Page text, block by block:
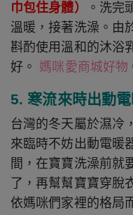
巾包住身體）
。洗完
溫暖，接著洗澡。由
斟酌使用溫和的沐浴
好。 媽咪愛商城好物
5. 寒流來時出動
台灣的冬天屬於濕冷
來臨時不妨出動電暖
間，在寶寶洗澡前就
了，再幫幫寶寶穿脫
依媽咪們家裡的格局